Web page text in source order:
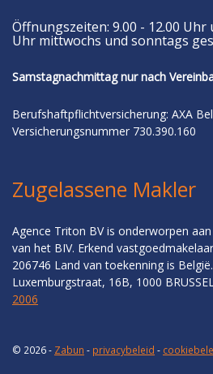
Öffnungszeiten: 9.00 - 12.00 Uhr
Uhr mittwochs und sonntags
Samstagnachmittag nur nach
Berufshaftpflichtversicherung: AXA
Versicherungsnummer 730.390.160
Zugelassene Makler
Agence Triton BV is onderworpen
van het BIV. Erkend
206746 Land van toekenning is
Luxemburgstraat, 16B, 1000
2006
© 2026 - Zabun - privacybeleid -